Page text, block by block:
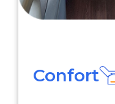
Confort